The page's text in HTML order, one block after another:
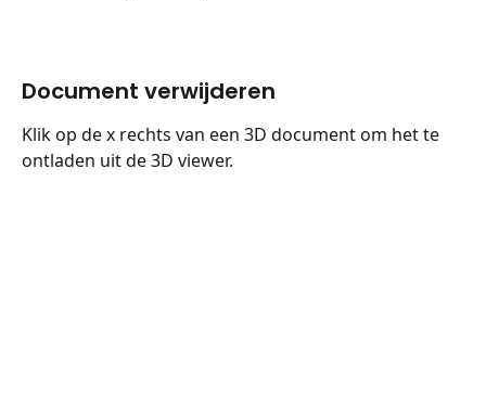
Document verwijderen
Klik op de x rechts van een 3D document om het te
ontladen uit de 3D viewer.